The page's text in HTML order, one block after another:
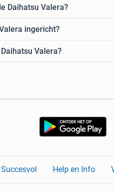
Daihatsu Valera?
ingericht?
Valera?
Help en Info